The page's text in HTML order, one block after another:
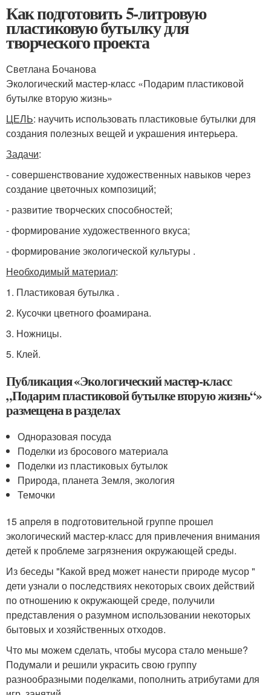
Как подготовить 5-литровую
пластиковую бутылку для
творческого проекта
Светлана Бочанова
Экологический мастер-класс «Подарим пластиковой
бутылке вторую жизнь»
ЦЕЛЬ: научить использовать пластиковые бутылки для
создания полезных вещей и украшения интерьера.
Задачи:
- совершенствование художественных навыков через
создание цветочных композиций;
- развитие творческих способностей;
- формирование художественного вкуса;
- формирование экологической культуры .
Необходимый материал:
1. Пластиковая бутылка .
2. Кусочки цветного фоамирана.
3. Ножницы.
5. Клей.
Публикация «Экологический мастер-класс
„Подарим пластиковой бутылке вторую жизнь“»
размещена в разделах
Одноразовая посуда
Поделки из бросового материала
Поделки из пластиковых бутылок
Природа, планета Земля, экология
Темочки
15 апреля в подготовительной группе прошел
экологический мастер-класс для привлечения внимания
детей к проблеме загрязнения окружающей среды.
Из беседы "Какой вред может нанести природе мусор "
дети узнали о последствиях некоторых своих действий
по отношению к окружающей среде, получили
представления о разумном использовании некоторых
бытовых и хозяйственных отходов.
Что мы можем сделать, чтобы мусора стало меньше?
Подумали и решили украсить свою группу
разнообразными поделками, пополнить атрибутами для